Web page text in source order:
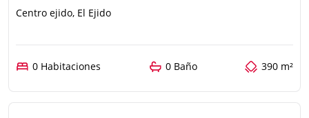
Centro ejido, El Ejido
0 Habitaciones 0 Baño 390 m²